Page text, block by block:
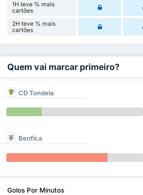
1H teve % mais
cartões
2H teve % mais
cartões
Quem vai marcar primeiro?
CD Tondela
Benfica
Golos Por Minutos